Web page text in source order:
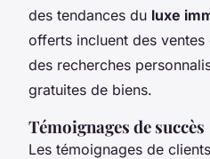
des tendances du luxe
offerts incluent des
des recherches
gratuites de biens.
Témoignages de succès
Les témoignages de